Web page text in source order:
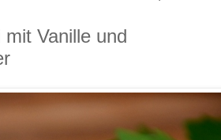
Vanille und